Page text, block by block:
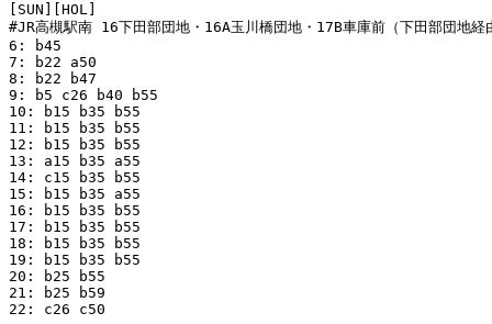
[SUN][HOL]
#JR高槻駅南 16下田部団地・16A玉川橋団地・17B車庫前（下田部団地経
6: b45
7: b22 a50
8: b22 b47
9: b5 c26 b40 b55
10: b15 b35 b55
11: b15 b35 b55
12: b15 b35 b55
13: a15 b35 a55
14: c15 b35 b55
15: b15 b35 a55
16: b15 b35 b55
17: b15 b35 b55
18: b15 b35 b55
19: b15 b35 b55
20: b25 b55
21: b25 b59
22: c26 c50